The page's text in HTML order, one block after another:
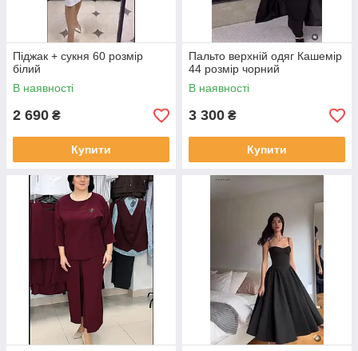
Піджак + сукня 60 розмір
білий
В наявності
2 690 ₴
Купити
Пальто верхній одяг Кашемір
44 розмір чорний
В наявності
3 300 ₴
Купити